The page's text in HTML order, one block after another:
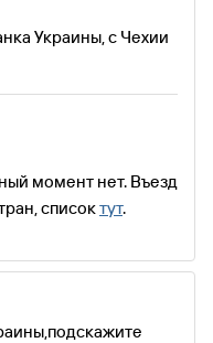
Украины, с Чехии
момент нет. Въезд
списоктут.